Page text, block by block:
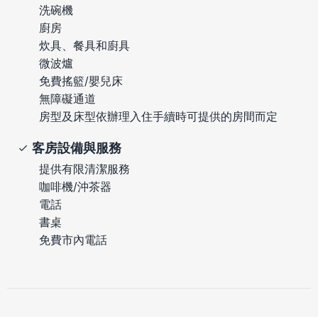
洗碗機
廚房
炊具、餐具和廚具
微波爐
免費搖籃/嬰兒床
無障礙通道
房型及床型依辦理入住手續時可提供的房間而定
客房設備與服務
提供有限清潔服務
咖啡機/沖茶器
電話
書桌
免費市內電話